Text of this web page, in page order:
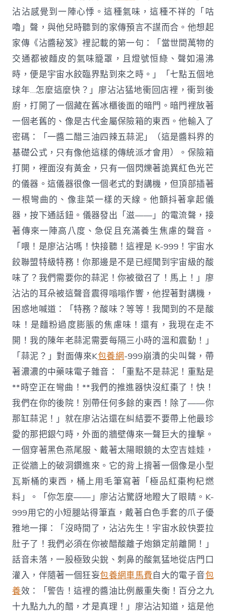
沾沾感覺到一陣心悸。這種氣味，這種不祥的「咕
嚕」聲，與他兒時聽到的家傳預言不謀而合。他想起
家傳《沾醬秘笈》裡記載的第一句：「當世間萬物的
交通都被麵皮的氣味籠罩，且燈號恒綠、聲如湯沸
時，便是宇宙水餃臨界點到來之時。」「七點五個地
球年…怎麼這麼快？」廖沾沾猛地衝回店裡，衝到後
廚，打開了一個藏在舊冰櫃後面的暗門。暗門裡放著
一個老舊的、像是古代金屬保險箱的東西。他輸入了
密碼：「一醬二醋三油四辣五蒜泥」（這是醬料界的
基礎公式，只有像他這樣的傳統派才會用）。保險箱
打開，裡面沒有黃金，只有一個閃爍著詭異紅色光芒
的儀器。這儀器很像一個老式的對講機，但頂部插著
一根彎曲的、像韭菜一樣的天線。他顫抖著拿起儀
器，按下通話鈕。儀器發出「滋——」的電流聲，接
著傳來一陣高八度、急促且充滿養生焦慮的聲音。
「喂！是廖沾沾嗎！快接聽！這裡是 K-999！宇宙水
餃聯盟特級特務！你那邊是不是已經聞到宇宙級的酸
味了？我們需要你的蒜泥！你被徵召了！馬上！」廖
沾沾的耳朵被這聲音震得嗡嗡作響，他捏著對講機，
困惑地喊道：「特務？酸味？等等！我聞到的不是酸
味！是麵粉過度膨脹的焦慮味！還有，我現在走不
開！我的陳年老蒜泥需要每隔三小時的溫和震動！」
「蒜泥？」對面傳來K包養網-999崩潰的尖叫聲，帶
著濃濃的中藥味電子雜音：「重點不是蒜泥！重點是
**時空正在彎曲！**我們的推進器快沒紅棗了！快！
我們在你的後院！別帶任何多餘的東西！除了——你
那缸蒜泥！」就在廖沾沾還在糾結要不要帶上他最珍
愛的那把銀勺時，外面的牆壁傳來一聲巨大的撞擊。
一個穿著黑色燕尾服、戴著太陽眼鏡的太空吉娃娃，
正從牆上的破洞鑽進來。它的背上揹著一個像是小型
瓦斯桶的東西，桶上用毛筆寫著「極品紅棗枸杞燃
料」。「你怎麼——」廖沾沾驚訝地瞪大了眼睛。K-
999用它的小短腿站得筆直，戴著白色手套的爪子優
雅地一揮：「沒時間了，沾沾先生！宇宙水餃快要拉
肚子了！我們必須在你被醋酸離子炮鎖定前離開！」
話音未落，一股極致尖銳、刺鼻的酸氣猛地從店門口
灌入，伴隨著一個狂妄包養網車馬費自大的電子音包
養效：「警告！這裡的醬油比例嚴重失衡！百分之九
十九點九九的醋，才是真理！」廖沾沾知道，這是他